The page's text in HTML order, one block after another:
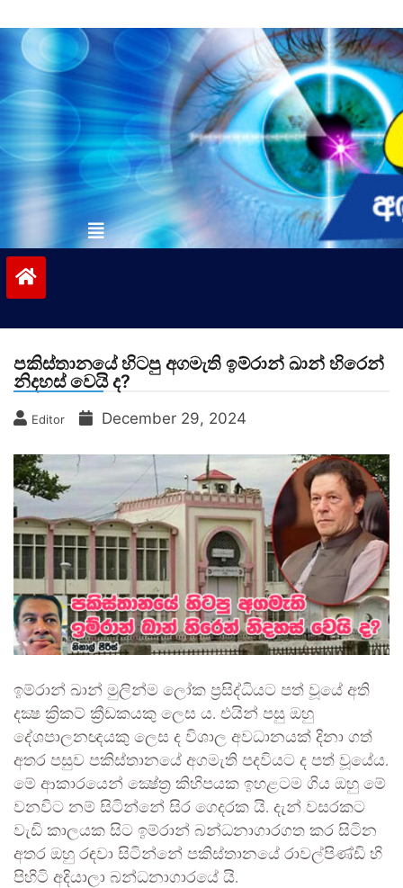
to
contentvinivida.lk
පකිස්තානයේ හිටපු අගමැති ඉම්රාන් ඛාන් හිරෙන්
නිදහස් වෙයි ද?
Editor December 29, 2024
ඉම්රාන් ඛාන් මුලින්ම ලෝක ප‍්‍රසිද්ධියට පත් වූයේ අති
දක්‍ෂ ක්‍රිකට් ක්‍රීඩකයකු ලෙස ය. එයින් පසු ඔහු
දේශපාලනඥයකු ලෙස ද විශාල අවධානයක් දිනා ගත්
අතර පසුව පකිස්තානයේ අගමැති පදවියට ද පත් වූයේය.
මේ ආකාරයෙන් ක්‍ෂේත‍්‍ර කිහිපයක ඉහළටම ගිය ඔහු මේ
වනවිට නම් සිටින්නේ සිර ගෙදරක යි. දැන් වසරකට
වැඩි කාලයක සිට ඉම්රාන් බන්ධනාගාරගත කර සිටින
අතර ඔහු රඳවා සිටින්නේ පකිස්තානයේ රාවල්පිණ්ඩි හි
පිහිටි අදියාලා බන්ධනාගාරයේ යි.